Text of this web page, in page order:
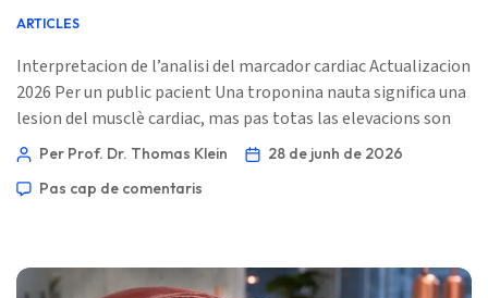
ARTICLES
Interpretacion de l’analisi del marcador cardiac Actualizacion
2026 Per un public pacient Una troponina nauta significa una
lesion del musclè cardiac, mas pas totas las elevacions son
un infart. Lo modèl, lo moment, los simptòmas, l’ECG, la
aquò es. 📖 ~11 minutas 📅 28 de junh de 2026 📝 Publicat: 28
Per Prof. Dr. Thomas Klein
28 de junh de 2026
Pas cap de comentaris